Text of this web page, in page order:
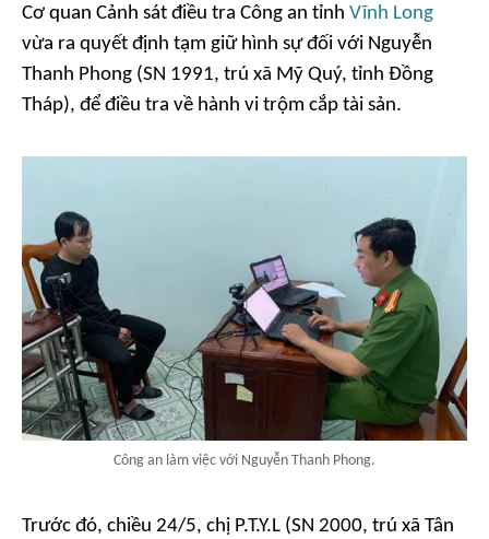
Cơ quan Cảnh sát điều tra Công an tỉnh Vĩnh Long
vừa ra quyết định tạm giữ hình sự đối với Nguyễn
Thanh Phong (SN 1991, trú xã Mỹ Quý, tỉnh Đồng
Tháp), để điều tra về hành vi trộm cắp tài sản.
Công an làm việc với Nguyễn Thanh Phong.
Trước đó, chiều 24/5, chị P.T.Y.L (SN 2000, trú xã Tân